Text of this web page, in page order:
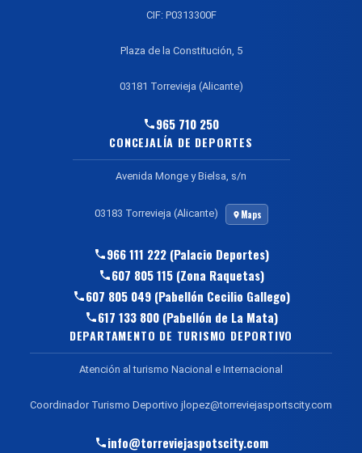
CIF: P0313300F
Plaza de la Constitución, 5
03181 Torrevieja (Alicante)
965 710 250
CONCEJALÍA DE DEPORTES
Avenida Monge y Bielsa, s/n
03183 Torrevieja (Alicante) Maps
966 111 222 (Palacio Deportes)
607 805 115 (Zona Raquetas)
607 805 049 (Pabellón Cecilio Gallego)
617 133 800 (Pabellón de La Mata)
DEPARTAMENTO DE TURISMO DEPORTIVO
Atención al turismo Nacional e Internacional
Coordinador Turismo Deportivo jlopez@torreviejasportscity.com
info@torreviejaspotscity.com